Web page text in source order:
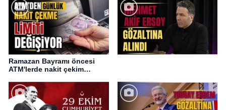
Ramazan Bayramı öncesi
ATM'lerde nakit çekim